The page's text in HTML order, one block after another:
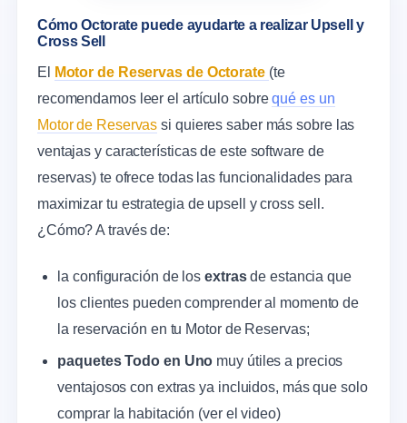
Cómo Octorate puede ayudarte a realizar Upsell y
Cross Sell
El
Motor de Reservas de Octorate (te
recomendamos leer el artículo sobrequé es un
Motor de Reservas si quieres saber más sobre las
ventajas y características de este software de
reservas) te ofrece todas las funcionalidades para
maximizar tu estrategia de upsell y cross sell.
¿Cómo? A través de:
la configuración de losextrasde estancia que
los clientes pueden comprender al momento de
la reservación en tu Motor de Reservas;
paquetes Todo en Uno muy útiles a precios
ventajosos con extras ya incluidos, más que solo
comprar la habitación (ver el video)